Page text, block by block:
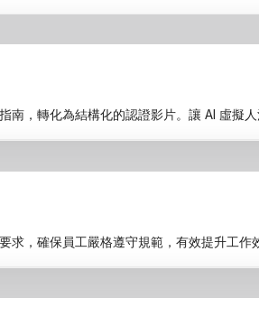
南，轉化為結構化的認證影片。讓 AI 虛擬
求，確保員工嚴格遵守規範，有效提升工作